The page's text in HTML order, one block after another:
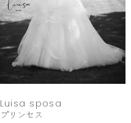
Luisa sposa
プリンセス